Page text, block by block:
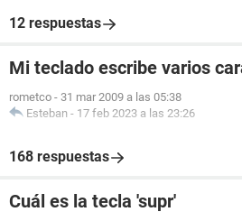
12 respuestas
Mi teclado escribe varios
rometco - 31 mar 2009 a las 05:38
Esteban - 17 feb 2023 a las 23:26
168 respuestas
Cuál es la tecla 'supr'